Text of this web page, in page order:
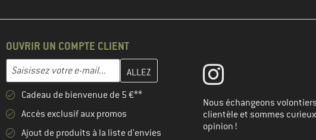
OUVRIR UN COMPTE CLIENT
Adresse e-mail
Entrez votre adresse e-mail ici et créez votre compte client à la prochaine
Cadeau de bienvenue de 5 €**
Accès exclusif aux promos
Ajout de produits à la liste d'envies
Nous échangeons
clientèle et sommes
opinion !